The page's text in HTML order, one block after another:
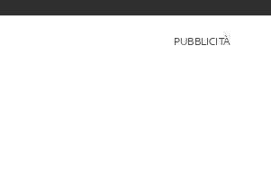
PUBBLICITÀ